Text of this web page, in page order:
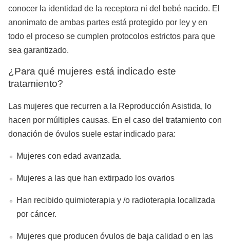
conocer la identidad de la receptora ni del bebé nacido. El
anonimato de ambas partes está protegido por ley y en
todo el proceso se cumplen protocolos estrictos para que
sea garantizado.
¿Para qué mujeres está indicado este
tratamiento?
Las mujeres que recurren a la Reproducción Asistida, lo
hacen por múltiples causas. En el caso del tratamiento con
donación de óvulos suele estar indicado para:
Mujeres con edad avanzada.
Mujeres a las que han extirpado los ovarios
Han recibido quimioterapia y /o radioterapia localizada
por cáncer.
Mujeres que producen óvulos de baja calidad o en las